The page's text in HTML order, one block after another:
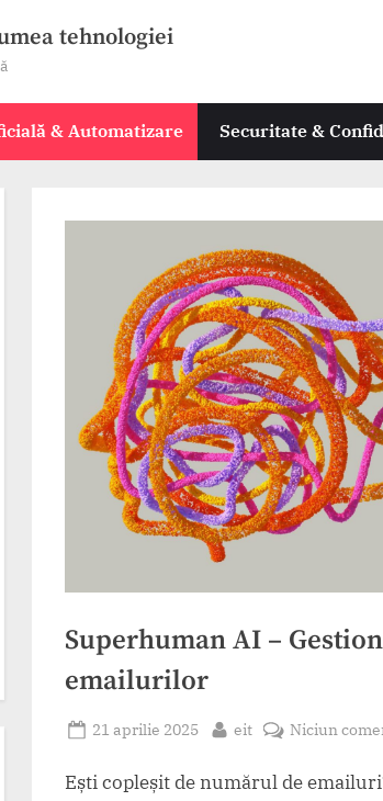
tehnologiei
& Automatizare Securitate &
Superhuman AI –
emailurilor
Posted
21 aprilie 2025 By
eit Niciun
Ești copleșit de numărul de